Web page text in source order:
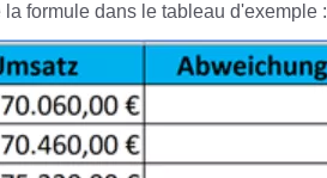
formule dans le tableau d'exemple :